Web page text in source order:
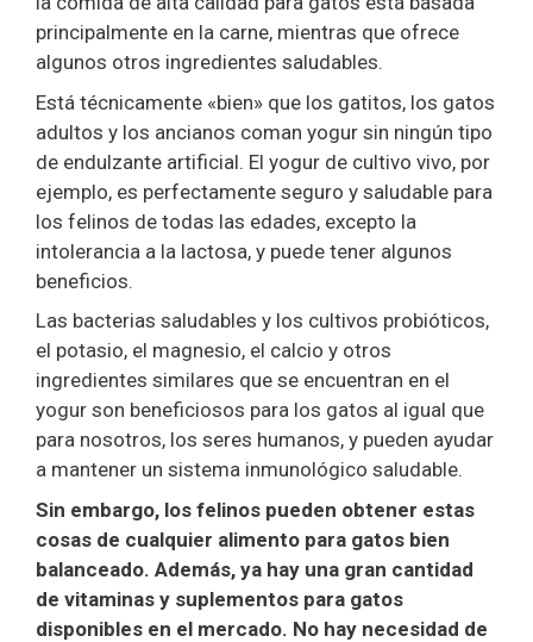
principalmente en la carne, mientras que ofrece
algunos otros ingredientes saludables.
Está técnicamente «bien» que los gatitos, los gatos
adultos y los ancianos coman yogur sin ningún tipo
de endulzante artificial. El yogur de cultivo vivo, por
ejemplo, es perfectamente seguro y saludable para
los felinos de todas las edades, excepto la
intolerancia a la lactosa, y puede tener algunos
beneficios.
Las bacterias saludables y los cultivos probióticos,
el potasio, el magnesio, el calcio y otros
ingredientes similares que se encuentran en el
yogur son beneficiosos para los gatos al igual que
para nosotros, los seres humanos, y pueden ayudar
a mantener un sistema inmunológico saludable.
Sin embargo, los felinos pueden obtener estas
cosas de cualquier alimento para gatos bien
balanceado. Además, ya hay una gran cantidad
de vitaminas y suplementos para gatos
disponibles en el mercado. No hay necesidad de